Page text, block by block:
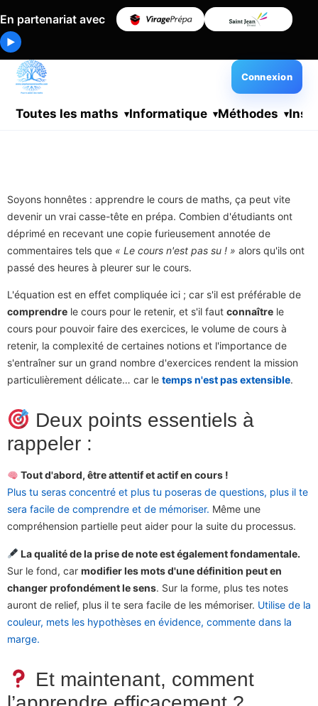
En partenariat avec
▶
Toutes les maths Informatique Méthodes
Connexion
Soyons honnêtes : apprendre le cours de maths, ça peut vite
devenir un vrai casse-tête en prépa. Combien d'étudiants ont
déprimé en recevant une copie furieusement annotée de
commentaires tels que « Le cours n'est pas su ! » alors qu'ils ont
passé des heures à pleurer sur le cours.
L'équation est en effet compliquée ici ; car s'il est préférable de
comprendre le cours pour le retenir, et s'il faut connaître le
cours pour pouvoir faire des exercices, le volume de cours à
retenir, la complexité de certaines notions et l'importance de
s'entraîner sur un grand nombre d'exercices rendent la mission
particulièrement délicate… car le temps n'est pas extensible.
Deux points essentiels à
rappeler :
Tout d'abord, être attentif et actif en cours !
Plus tu seras concentré et plus tu poseras de questions, plus il te
sera facile de comprendre et de mémoriser. Même une
compréhension partielle peut aider pour la suite du processus.
La qualité de la prise de note est également fondamentale.
Sur le fond, car modifier les mots d'une définition peut en
changer profondément le sens. Sur la forme, plus tes notes
auront de relief, plus il te sera facile de les mémoriser. Utilise de la
couleur, mets les hypothèses en évidence, commente dans la
marge.
Et maintenant, comment